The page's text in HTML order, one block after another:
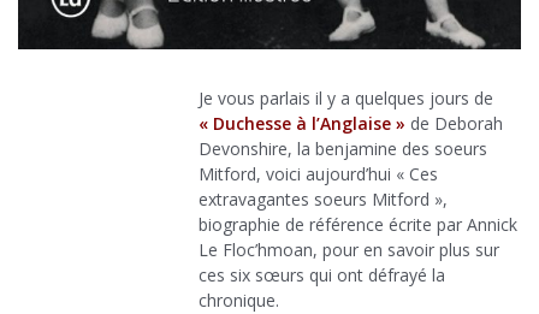
Je vous parlais il y a quelques jours de
« Duchesse à l’Anglaise » de Deborah
Devonshire, la benjamine des soeurs
Mitford, voici aujourd’hui « Ces
extravagantes soeurs Mitford »,
biographie de référence écrite par Annick
Le Floc’hmoan, pour en savoir plus sur
ces six sœurs qui ont défrayé la
chronique.